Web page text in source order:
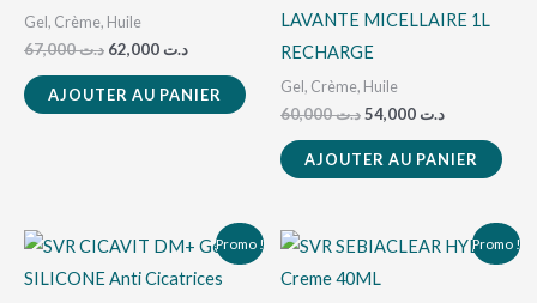
Gel, Crème, Huile
د.ت67,000 د.ت
AJOUTER AU PANIER
LAVANTE MICELLAIRE 1L
RECHARGE
Gel, Crème, Huile
د.ت60,000 د.ت
AJOUTER AU PANIER
Promo !
Le
prix
initial
Le
prix
actuel
Promo !
Le
prix
initial
Le
prix